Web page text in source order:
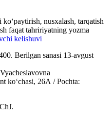
nusxalash, tarqatish
faqat tahririyatning yozma
kelishuvi
Berilgan sanasi 13-avgust
ko‘chasi, 26А / Pochta: